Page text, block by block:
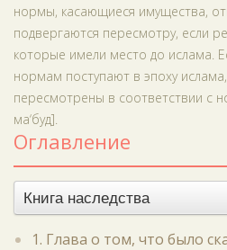
нормы, касающиеся имущества,
подвергаются пересмотру, если
которые имели место до ислама.
нормам поступают в эпоху
пересмотрены в соответствии с
ма‘буд].
Оглавление
Книга наследства
1. Глава о том, что было